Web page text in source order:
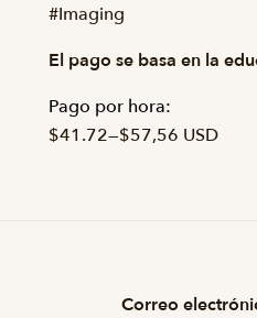
#Imaging
El pago se basa en la
Pago por hora:
$41.72—$57,56 USD
Correo